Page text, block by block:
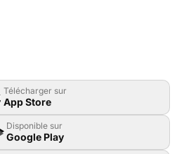
Télécharger sur
App Store
Disponible sur
Google Play